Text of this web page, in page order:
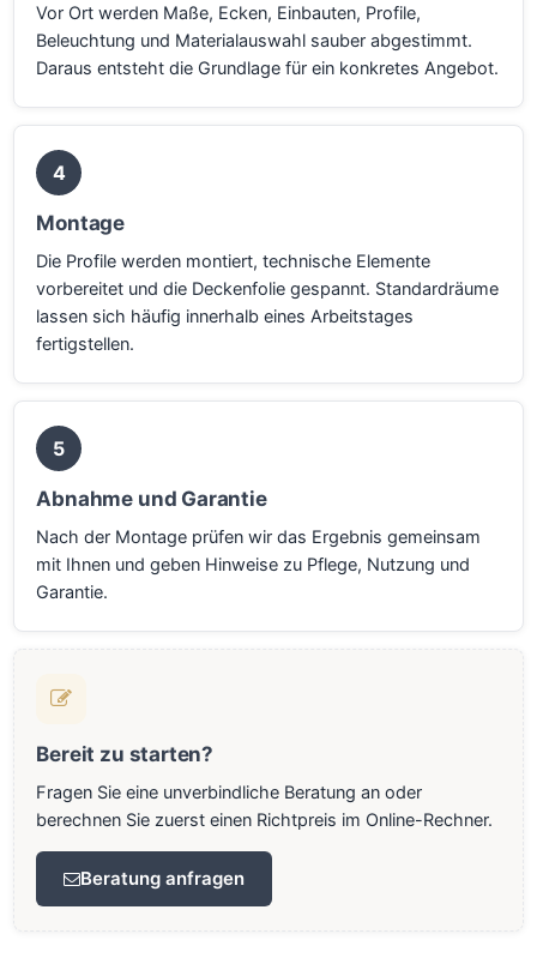
Vor Ort werden Maße, Ecken, Einbauten, Profile,
Beleuchtung und Materialauswahl sauber abgestimmt.
Daraus entsteht die Grundlage für ein konkretes Angebot.
4
Montage
Die Profile werden montiert, technische Elemente
vorbereitet und die Deckenfolie gespannt. Standardräume
lassen sich häufig innerhalb eines Arbeitstages
fertigstellen.
5
Abnahme und Garantie
Nach der Montage prüfen wir das Ergebnis gemeinsam
mit Ihnen und geben Hinweise zu Pflege, Nutzung und
Garantie.
Bereit zu starten?
Fragen Sie eine unverbindliche Beratung an oder
berechnen Sie zuerst einen Richtpreis im Online-Rechner.
Beratung anfragen